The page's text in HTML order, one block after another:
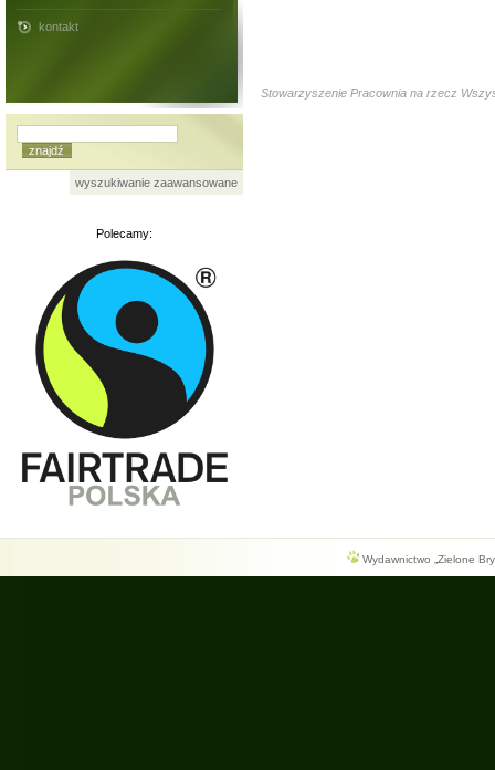
kontakt
wyszukiwanie zaawansowane
Polecamy:
Stowarzyszenie Pracownia na rzecz
Wydawnictwo „Zielone